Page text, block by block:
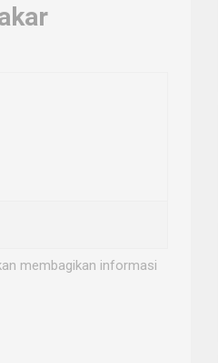
membagikan informasi